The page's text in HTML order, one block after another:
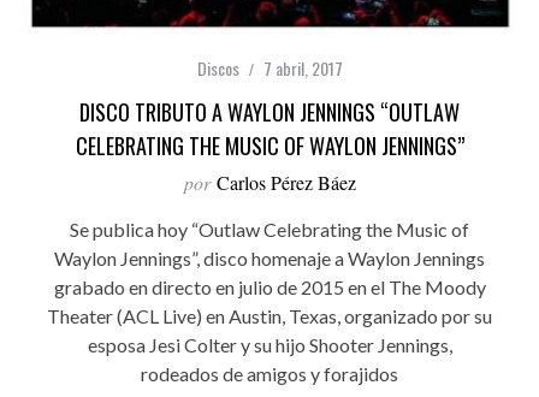
Discos 7 abril, 2017
DISCO TRIBUTO A WAYLON JENNINGS “OUTLAW
CELEBRATING THE MUSIC OF WAYLON JENNINGS”
por Carlos Pérez Báez
Se publica hoy “Outlaw Celebrating the Music of
Waylon Jennings”, disco homenaje a Waylon Jennings
grabado en directo en julio de 2015 en el The Moody
Theater (ACL Live) en Austin, Texas, organizado por su
esposa Jesi Colter y su hijo Shooter Jennings,
rodeados de amigos y forajidos